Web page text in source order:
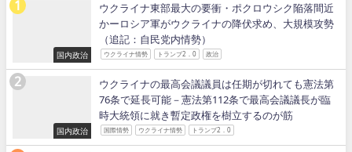
国内政治
ウクライナ東部最大の要衝・ポクロウシク陥落間近
かーロシア軍がウクライナの降伏求め、大規模攻勢
（追記：自民党内情勢）
ウクライナ情勢 トランプ2．0 政治
国内政治
ウクライナの最高会議議員は任期が切れても憲法第
76条で延長可能－憲法第112条で最高会議議長が臨
時大統領に就き暫定政権を樹立するのが筋
国際情勢 ウクライナ情勢 トランプ2．0